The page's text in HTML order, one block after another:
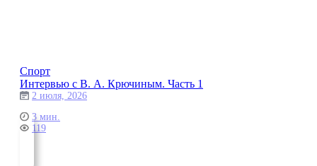
Спорт
Интервью с В. А. Крючиным. Часть 1
2 июля, 2026
3 мин.
119